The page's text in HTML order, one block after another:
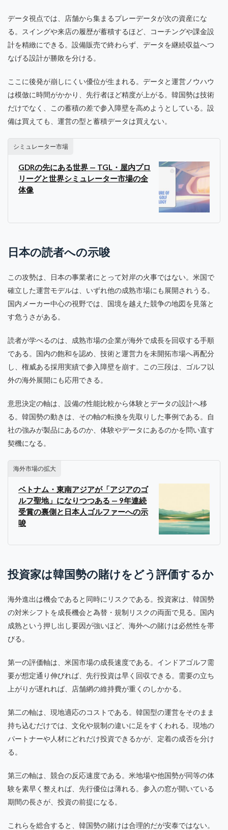
データ視点では、店舗から集まるプレーデータが次の資産にな
る。スイングや来店の履歴が蓄積するほど、コーチングや課金設
計を精緻にできる。設備販売で終わらず、データを継続収益へつ
なげる設計が勝敗を分ける。
ここに後発が崩しにくい優位が生まれる。データと運営ノウハウ
は模倣に時間がかかり、先行者ほど精度が上がる。韓国勢は技術
だけでなく、この蓄積の差で参入障壁を高めようとしている。設
備は買えても、運営の型と蓄積データは買えない。
シミュレーター市場
GDRの先にある世界 — TGL・屋内プロ
リーグと世界シミュレーター市場の全
体像
日本の読者への示唆
この攻勢は、日本の事業者にとって対岸の火事ではない。米国で
確立した運営モデルは、いずれ他の成熟市場にも展開されうる。
国内メーカー中心の視野では、国境を越えた競争の地図を見落と
す危うさがある。
読者が学べるのは、成熟市場の企業が海外で成長を回収する手順
である。国内の飽和を認め、技術と運営力を未開拓市場へ再配分
し、権威ある採用実績で参入障壁を崩す。この三段は、ゴルフ以
外の海外展開にも応用できる。
意思決定の軸は、設備の性能比較から体験とデータの設計へ移
る。韓国勢の動きは、その軸の転換を先取りした事例である。自
社の強みが製品にあるのか、体験やデータにあるのかを問い直す
契機になる。
海外市場の拡大
ベトナム・東南アジアが「アジアのゴ
ルフ聖地」になりつつある — 9年連続
受賞の裏側と日本人ゴルファーへの示
唆
投資家は韓国勢の賭けをどう評価するか
海外進出は機会であると同時にリスクである。投資家は、韓国勢
の対米シフトを成長機会と為替・規制リスクの両面で見る。国内
成熟という押し出し要因が強いほど、海外への賭けは必然性を帯
びる。
第一の評価軸は、米国市場の成長速度である。インドアゴルフ需
要が想定通り伸びれば、先行投資は早く回収できる。需要の立ち
上がりが遅れれば、店舗網の維持費が重くのしかかる。
第二の軸は、現地適応のコストである。韓国型の運営をそのまま
持ち込むだけでは、文化や規制の違いに足をすくわれる。現地の
パートナーや人材にどれだけ投資できるかが、定着の成否を分け
る。
第三の軸は、競合の反応速度である。米地場や他国勢が同等の体
験を素早く整えれば、先行優位は薄れる。参入の窓が開いている
期間の長さが、投資の前提になる。
これらを総合すると、韓国勢の賭けは合理的だが安泰ではない。